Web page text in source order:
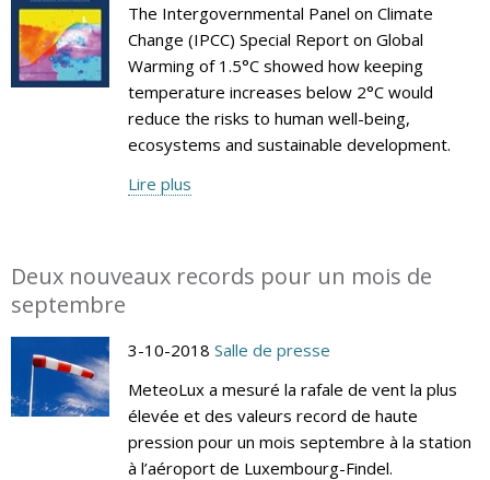
The Intergovernmental Panel on Climate
Change (IPCC) Special Report on Global
Warming of 1.5°C showed how keeping
temperature increases below 2°C would
reduce the risks to human well-being,
ecosystems and sustainable development.
Lire plus
Deux nouveaux records pour un mois de
septembre
3-10-2018 Salle de presse
MeteoLux a mesuré la rafale de vent la plus
élevée et des valeurs record de haute
pression pour un mois septembre à la station
à l’aéroport de Luxembourg-Findel.